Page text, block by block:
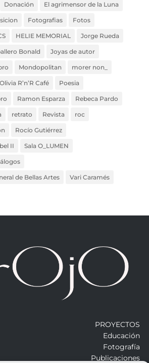
Donación El agrimensor de la Luna
Fotografias Fotos
HELIE MEMORIAL Jorge Rueda
Bonald Joyas de autor
Mondopolitan morer non_
Olivia R’n’R Café Poesia
Ramon Esparza Rebeca Pardo
retrato Revista roc
Rocío Gutiérrez
II Sala O_LUMEN
de Bellas Artes Vari Caramés
PROYECTOS
Educación
Fotografía
Publicaciones